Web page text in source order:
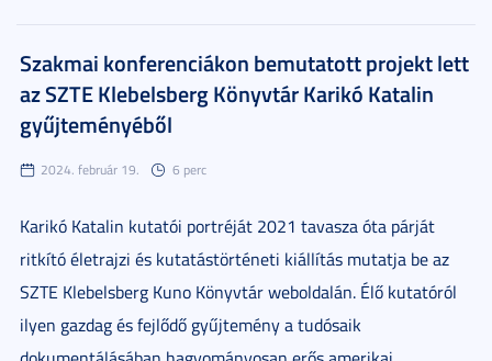
Szakmai konferenciákon bemutatott projekt lett
az SZTE Klebelsberg Könyvtár Karikó Katalin
gyűjteményéből
2024. február 19. 6 perc
Karikó Katalin kutatói portréját 2021 tavasza óta párját
ritkító életrajzi és kutatástörténeti kiállítás mutatja be az
SZTE Klebelsberg Kuno Könyvtár weboldalán. Élő kutatóról
ilyen gazdag és fejlődő gyűjtemény a tudósaik